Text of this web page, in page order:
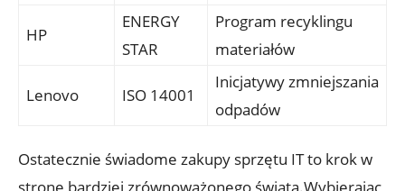
HP
ENERGY
STAR
Program recyklingu
materiałów
Lenovo ISO 14001
Inicjatywy zmniejszania
odpadów
Ostatecznie świadome zakupy sprzętu IT to krok w
stronę bardziej zrównoważonego świata.Wybierając